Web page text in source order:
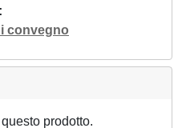
convegno
prodotto.